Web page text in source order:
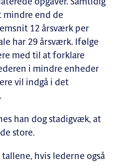
opgaver. Samtidig
mindre end de
12 årsværk per
har 29 årsværk. Ifølge
med til at forklare
i mindre enheder
vil indgå i det
han dog stadigvæk, at
store.
hvis lederne også